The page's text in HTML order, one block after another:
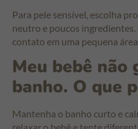
Para pele sensível, escolha
neutro e poucos ingredientes.
contato em uma pequena
Meu bebê
banho. O que
Mantenha o banho curto e